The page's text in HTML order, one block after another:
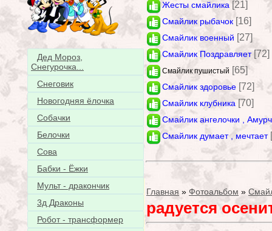
Дед Мороз,
Снегурочка...
Снеговик
Новогодняя ёлочка
Собачки
Белочки
Сова
Бабки - Ёжки
Мульт - дракончик
3д Драконы
Робот - трансформер
Жесты смайлика [21]
Смайлик рыбачок [16]
Смайлик военный [27]
Смайлик Поздравляет [72]
Смайлик пушистый [65]
Смайлик здоровье [72]
Смайлик клубника [70]
Смайлик ангелочки ,
Смайлик думает , мечтает
Главная » Фотоальбом »
радуется